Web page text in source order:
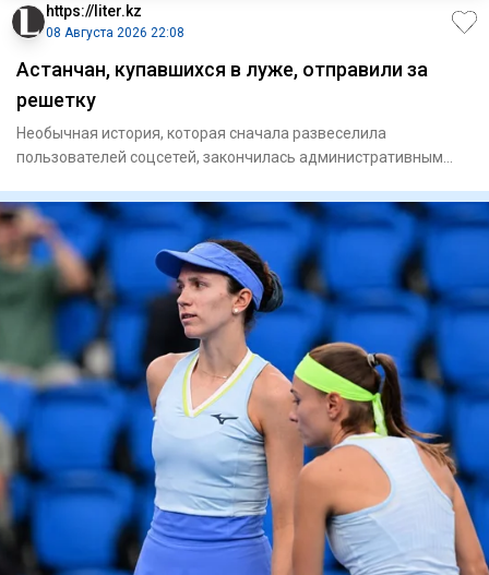
https://liter.kz
08 Августа 2026 22:08
Астанчан, купавшихся в луже, отправили за
решетку
Необычная история, которая сначала развеселила
пользователей соцсетей, закончилась административным